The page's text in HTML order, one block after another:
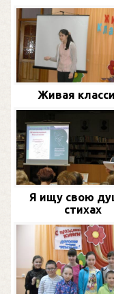
Живая
Я ищу свою
стихах